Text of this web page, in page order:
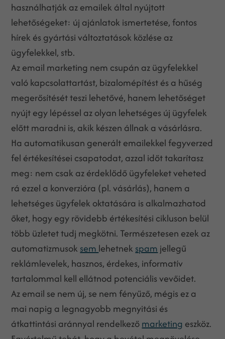
használhatják az emailek által nyújtott
lehetőségeket: új ajánlatok ismertetése, fontos
hírek és gyártási változtatások közlése az
ügyfelekkel, stb.
Az email marketing nem csupán az ügyfelekkel
való kapcsolattartást, bizalomépítést és a hűség
megerősítését teszi lehetővé, hanem lehetőséget
nyújt egy lépéssel az olyan lehetséges új ügyfelek
előtt maradni is, akik készen állnak a vásárlásra.
Ha automatikusan generált emailekkel fegyverzed
fel értékesítései csapatodat, azzal időt takarítasz
meg: nem csak az érdeklődő ügyfeleket veheted
rá ezzel a konverzióra (pl. vásárlás), hanem a
lehetséges ügyfelek oktatására is alkalmazhatod
őket, hogy egy rövidebb értékesítési cikluson belül
több üzletet tudj megkötni. Természetesen ezek az
automatizmusok sem lehetnek spam jellegű
reklámlevelek, hasznos, érdekes, informatív
tartalommal kell ellátnod potenciális vevőidet.
Az email se nem új, se nem fényűző, mégis ez a
mai napig a legnagyobb megnyitási és
átkattintási aránnyal rendelkezőmarketing eszköz.